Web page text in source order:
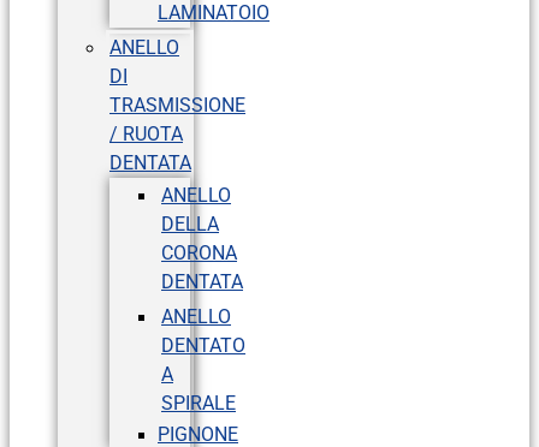
LAMINATOIO
ANELLO
DI
TRASMISSIONE
/ RUOTA
DENTATA
ANELLO
DELLA
CORONA
DENTATA
ANELLO
DENTATO
A
SPIRALE
PIGNONE